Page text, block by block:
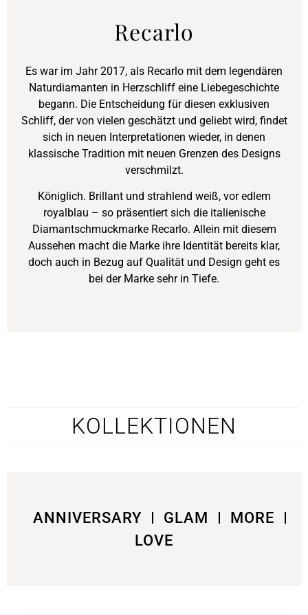
Recarlo
Es war im Jahr 2017, als Recarlo mit dem legendären
Naturdiamanten in Herzschliff eine Liebegeschichte
begann. Die Entscheidung für diesen exklusiven
Schliff, der von vielen geschätzt und geliebt wird, findet
sich in neuen Interpretationen wieder, in denen
klassische Tradition mit neuen Grenzen des Designs
verschmilzt.
Königlich. Brillant und strahlend weiß, vor edlem
royalblau – so präsentiert sich die italienische
Diamantschmuckmarke Recarlo. Allein mit diesem
Aussehen macht die Marke ihre Identität bereits klar,
doch auch in Bezug auf Qualität und Design geht es
bei der Marke sehr in Tiefe.
KOLLEKTIONEN
ANNIVERSARY GLAM
MORE
LOVE